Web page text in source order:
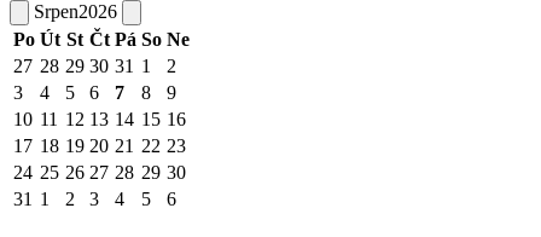
Srpen2026
Po Út St Čt Pá So Ne
27 28 29 30 31 1
2
3
4 5 6 7 8
9
10 11 12 13 14 15 16
17 18 19 20 21 22 23
24 25 26 27 28 29 30
31 1 2 3 4 5 6